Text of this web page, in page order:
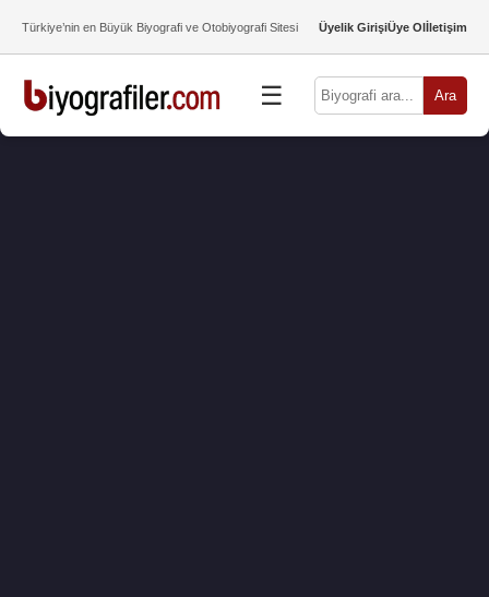
Türkiye’nin en Büyük Biyografi ve Otobiyografi Sitesi Üyelik GirişiÜye Olİletişim
☰ Ara